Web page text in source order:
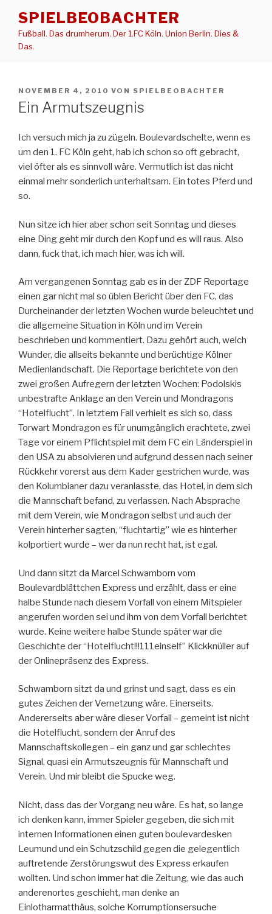
Inhalt
springen
SPIELBEOBACHTER
Fußball. Das drumherum. Der 1.FC Köln. Union Berlin. Dies &
Das.
VERÖFFENTLICHT
AM
NOVEMBER 4, 2010 VON SPIELBEOBACHTER
Ein Armutszeugnis
Ich versuch mich ja zu zügeln. Boulevardschelte, wenn es
um den 1. FC Köln geht, hab ich schon so oft gebracht,
viel öfter als es sinnvoll wäre. Vermutlich ist das nicht
einmal mehr sonderlich unterhaltsam. Ein totes Pferd und
so.
Nun sitze ich hier aber schon seit Sonntag und dieses
eine Ding geht mir durch den Kopf und es will raus. Also
dann, fuck that, ich mach hier, was ich will.
Am vergangenen Sonntag gab es in der ZDF Reportage
einen gar nicht mal so üblen Bericht über den FC, das
Durcheinander der letzten Wochen wurde beleuchtet und
die allgemeine Situation in Köln und im Verein
beschrieben und kommentiert. Dazu gehört auch, welch
Wunder, die allseits bekannte und berüchtige Kölner
Medienlandschaft. Die Reportage berichtete von den
zwei großen Aufregern der letzten Wochen: Podolskis
unbestrafte Anklage an den Verein und Mondragons
“Hotelflucht”. In letztem Fall verhielt es sich so, dass
Torwart Mondragon es für unumgänglich erachtete, zwei
Tage vor einem Pflichtspiel mit dem FC ein Länderspiel in
den USA zu absolvieren und aufgrund dessen nach seiner
Rückkehr vorerst aus dem Kader gestrichen wurde, was
den Kolumbianer dazu veranlasste, das Hotel, in dem sich
die Mannschaft befand, zu verlassen. Nach Absprache
mit dem Verein, wie Mondragon selbst und auch der
Verein hinterher sagten, “fluchtartig” wie es hinterher
kolportiert wurde – wer da nun recht hat, ist egal.
Und dann sitzt da Marcel Schwamborn vom
Boulevardblättchen Express und erzählt, dass er eine
halbe Stunde nach diesem Vorfall von einem Mitspieler
angerufen worden sei und ihm von dem Vorfall berichtet
wurde. Keine weitere halbe Stunde später war die
Geschichte der “Hotelflucht!!!111einself” Klickknüller auf
der Onlinepräsenz des Express.
Schwamborn sitzt da und grinst und sagt, dass es ein
gutes Zeichen der Vernetzung wäre. Einerseits.
Andererseits aber wäre dieser Vorfall – gemeint ist nicht
die Hotelflucht, sondern der Anruf des
Mannschaftskollegen – ein ganz und gar schlechtes
Signal, quasi ein Armutszeugnis für Mannschaft und
Verein. Und mir bleibt die Spucke weg.
Nicht, dass das der Vorgang neu wäre. Es hat, so lange
ich denken kann, immer Spieler gegeben, die sich mit
internen Informationen einen guten boulevardesken
Leumund und ein Schutzschild gegen die gelegentlich
auftretende Zerstörungswut des Express erkaufen
wollten. Und schon immer hat die Zeitung, wie das auch
anderenortes geschieht, man denke an
Einlotharmatthäus, solche Korrumptionsersuche